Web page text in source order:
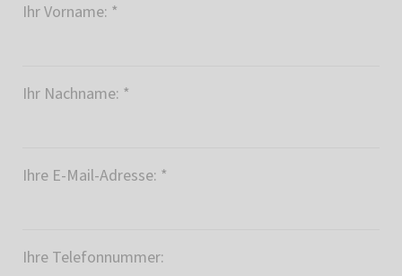
Ihr Vorname: *
Ihr Nachname: *
Ihre E-Mail-Adresse: *
Ihre Telefonnummer: